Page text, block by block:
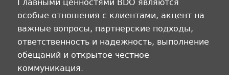
особые отношения с клиентами, акцент на
важные вопросы, партнерские подходы,
ответственность и надежность, выполнение
обещаний и открытое честное
коммуникация.